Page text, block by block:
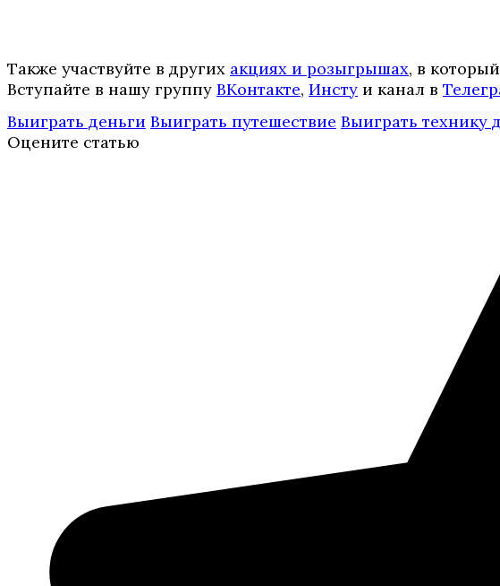
Также участвуйте в других акциях и розыгрышах, в
Вступайте в нашу группу ВКонтакте, Инcтy и канал в
Выиграть деньги Выиграть путешествие Выиграть технику
Оцените статью